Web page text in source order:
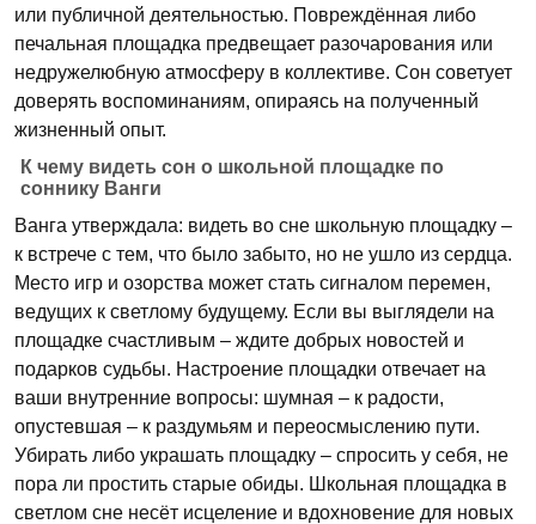
или публичной деятельностью. Повреждённая либо
печальная площадка предвещает разочарования или
недружелюбную атмосферу в коллективе. Сон советует
доверять воспоминаниям, опираясь на полученный
жизненный опыт.
К чему видеть сон о школьной площадке по
соннику Ванги
Ванга утверждала: видеть во сне школьную площадку –
к встрече с тем, что было забыто, но не ушло из сердца.
Место игр и озорства может стать сигналом перемен,
ведущих к светлому будущему. Если вы выглядели на
площадке счастливым – ждите добрых новостей и
подарков судьбы. Настроение площадки отвечает на
ваши внутренние вопросы: шумная – к радости,
опустевшая – к раздумьям и переосмыслению пути.
Убирать либо украшать площадку – спросить у себя, не
пора ли простить старые обиды. Школьная площадка в
светлом сне несёт исцеление и вдохновение для новых